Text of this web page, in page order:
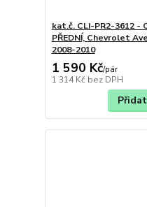
kat.č. CLI-PR2-3612
PŘEDNÍ, Chevrolet
2008-2010
1 590 Kč/pár
1 314 Kč bez DPH